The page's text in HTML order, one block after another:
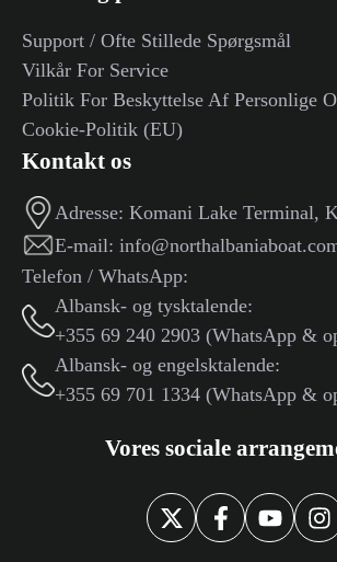
Support / Ofte Stillede Spørgsmål
Vilkår For Service
Politik For Beskyttelse Af Personlige
Cookie-Politik (EU)
Kontakt os
Adresse: Komani Lake Terminal,
E-mail:
Telefon / WhatsApp:
Albansk- og tysktalende:
+355 69 240 2903 (WhatsApp &
Albansk- og engelsktalende:
+355 69 701 1334 (WhatsApp &
Vores sociale